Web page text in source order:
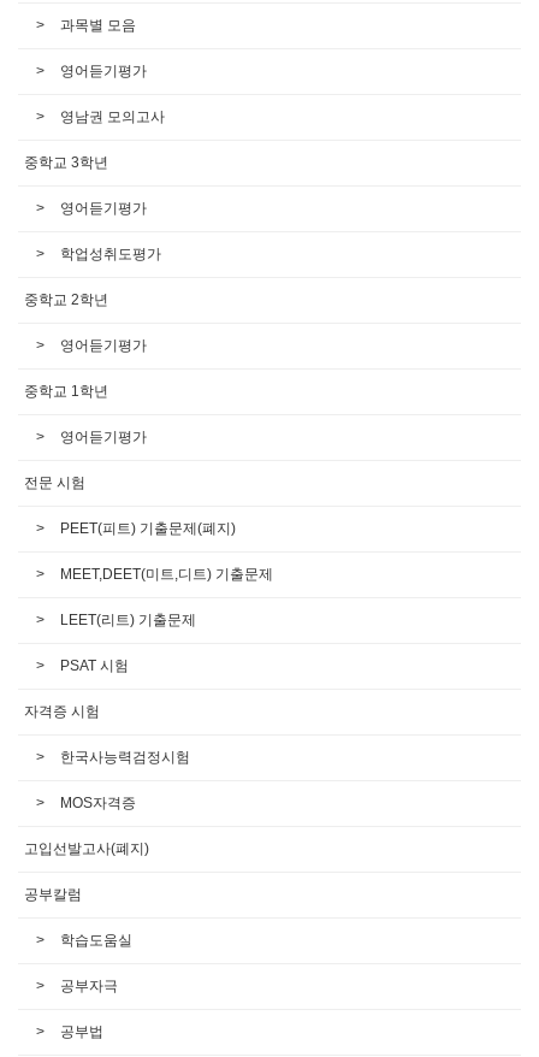
과목별 모음
영어듣기평가
영남권 모의고사
중학교 3학년
영어듣기평가
학업성취도평가
중학교 2학년
영어듣기평가
중학교 1학년
영어듣기평가
전문 시험
PEET(피트) 기출문제(폐지)
MEET,DEET(미트,디트) 기출문제
LEET(리트) 기출문제
PSAT 시험
자격증 시험
한국사능력검정시험
MOS자격증
고입선발고사(폐지)
공부칼럼
학습도움실
공부자극
공부법